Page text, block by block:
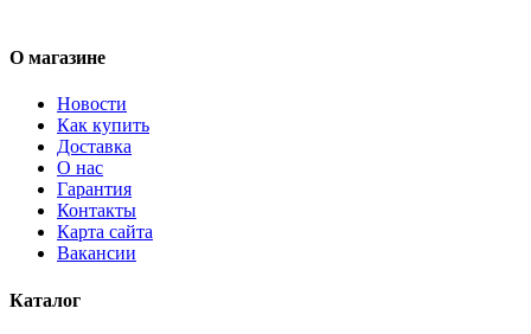
О магазине
Новости
Как купить
Доставка
О нас
Гарантия
Контакты
Карта сайта
Вакансии
Каталог